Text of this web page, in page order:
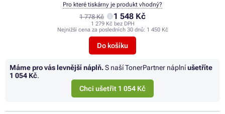
1 778 Kč 1 548 Kč
1 279 Kč bez DPH
Nejnižší cena za posledních 30 dnů: 1 450 Kč
Do košíku
Pro které tiskárny je produkt vhodný?
Máme pro vás levnější náplň.S naší TonerPartner náplníušetříte
1 054 Kč.
Chci ušetřit 1 054 Kč